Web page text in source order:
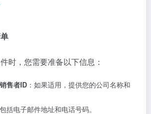
时，您需要准备以下信息：
售者ID ：如果适用，提供您的公司名称和
包括电子邮件地址和电话号码。